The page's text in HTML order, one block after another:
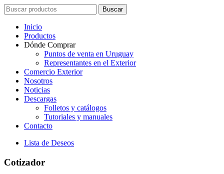
Search
for:
Buscar
Inicio
Productos
Dónde Comprar
Puntos de venta en Uruguay
Representantes en el Exterior
Comercio Exterior
Nosotros
Noticias
Descargas
Folletos y catálogos
Tutoriales y manuales
Contacto
Lista de Deseos
Cotizador